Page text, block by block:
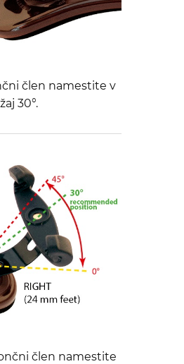
člen namestite v
30°.
člen namestite